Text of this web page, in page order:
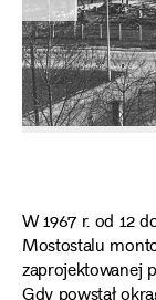
W 1967 r. od 12
Mostostalu
zaprojektowanej